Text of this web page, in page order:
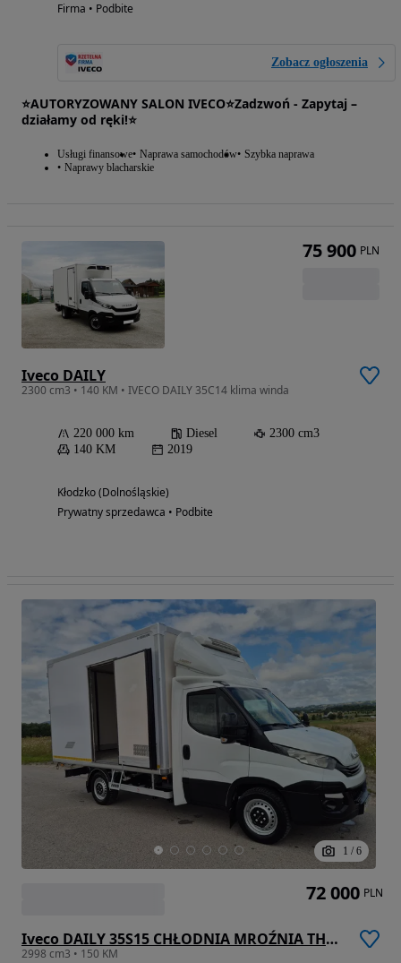
Firma • Podbite
Zobacz ogłoszenia
⭐AUTORYZOWANY SALON IVECO⭐Zadzwoń - Zapytaj –
działamy od ręki!⭐
Usługi finansowe Naprawa samochodów Szybka naprawa
Naprawy blacharskie
Iveco DAILY
2300 cm3 • 140 KM • IVECO DAILY 35C14 klima winda
220 000 km Diesel
2300 cm3
140 KM
2019
Kłodzko (Dolnośląskie)
Prywatny sprzedawca • Podbite
75 900 PLN
1 / 6
Iveco DAILY 35S15 CHŁODNIA MROŹNIA THERMO KING V-200 MAX FUNKCJA GRZANIA ZASILANIE ZEWNĘTRZNE 230V 2018R
2998 cm3 • 150 KM
72 000 PLN